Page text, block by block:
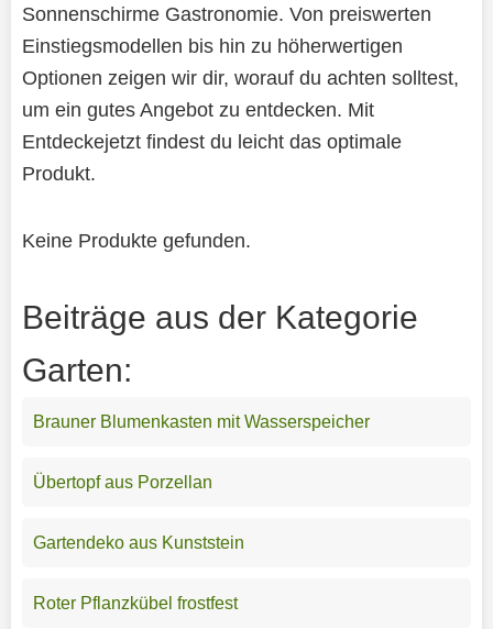
Sonnenschirme Gastronomie. Von preiswerten
Einstiegsmodellen bis hin zu höherwertigen
Optionen zeigen wir dir, worauf du achten solltest,
um ein gutes Angebot zu entdecken. Mit
Entdeckejetzt findest du leicht das optimale
Produkt.
Keine Produkte gefunden.
Beiträge aus der Kategorie
Garten:
Brauner Blumenkasten mit Wasserspeicher
Übertopf aus Porzellan
Gartendeko aus Kunststein
Roter Pflanzkübel frostfest